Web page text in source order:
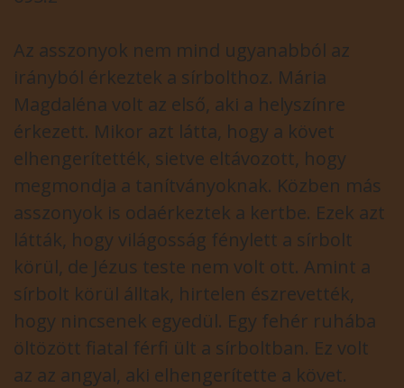
Az asszonyok nem mind ugyanabból az
irányból érkeztek a sírbolthoz. Mária
Magdaléna volt az első, aki a helyszínre
érkezett. Mikor azt látta, hogy a követ
elhengerítették, sietve eltávozott, hogy
megmondja a tanítványoknak. Közben más
asszonyok is odaérkeztek a kertbe. Ezek azt
látták, hogy világosság fénylett a sírbolt
körül, de Jézus teste nem volt ott. Amint a
sírbolt körül álltak, hirtelen észrevették,
hogy nincsenek egyedül. Egy fehér ruhába
öltözött fiatal férfi ült a sírboltban. Ez volt
az az angyal, aki elhengerítette a követ.